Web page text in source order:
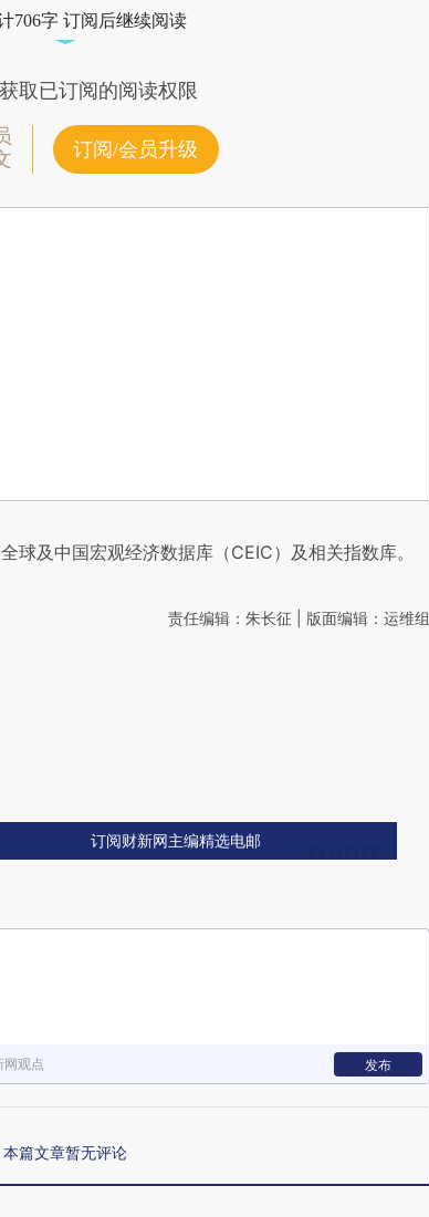
706字 订阅后继续阅读
取已订阅的阅读权限
订阅/会员升级
球及中国宏观经济数据库（CEIC）及相关指数库。
责任编辑：朱长征 | 版面编辑：运维组
订阅财新网主编精选电邮
网观点 发布
本篇文章暂无评论